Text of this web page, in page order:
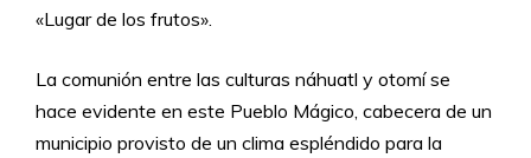
«Lugar de los frutos».
La comunión entre las culturas náhuatl y otomí se
hace evidente en este Pueblo Mágico, cabecera de un
municipio provisto de un clima espléndido para la